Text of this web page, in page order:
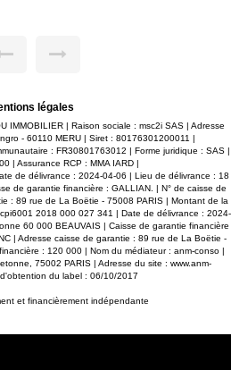
CLOS DE 2500 M². SES ATOUTS:
légales
IMMOBILIER | Raison sociale : msc2i SAS | Adresse
- 60110 MERU | Siret : 80176301200011 |
: FR30801763012 | Forme juridique : SAS |
| Assurance RCP : MMA IARD |
de délivrance : 2024-04-06 | Lieu de délivrance : 18
de garantie financière : GALLIAN. | N° de caisse de
: 89 rue de La Boëtie - 75008 PARIS | Montant de la
2018 000 027 341 | Date de délivrance : 2024-
60 000 BEAUVAIS | Caisse de garantie financière
| Adresse caisse de garantie : 89 rue de La Boëtie -
: 120 000 | Nom du médiateur : anm-conso |
75002 PARIS | Adresse du site : www.anm-
du label : 06/10/2017
et financièrement indépendante